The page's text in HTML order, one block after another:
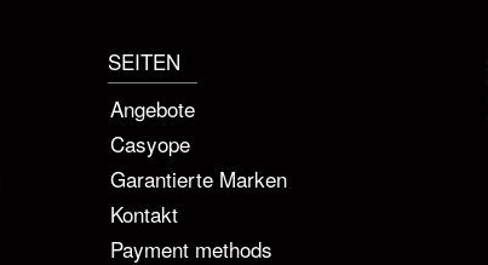
SEITEN
Angebote
Casyope
Garantierte Marken
Kontakt
Payment methods